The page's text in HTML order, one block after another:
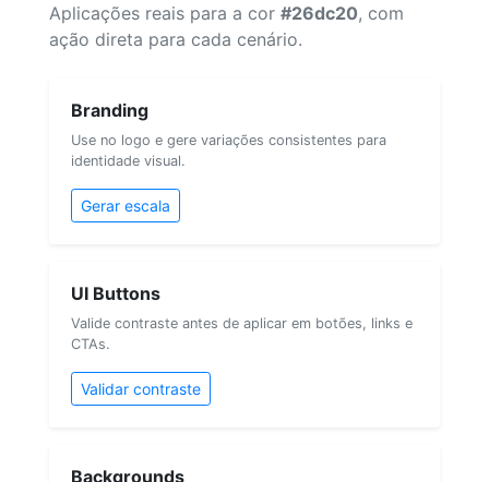
Aplicações reais para a cor #26dc20, com
ação direta para cada cenário.
Branding
Use no logo e gere variações consistentes para
identidade visual.
Gerar escala
UI Buttons
Valide contraste antes de aplicar em botões, links e
CTAs.
Validar contraste
Backgrounds